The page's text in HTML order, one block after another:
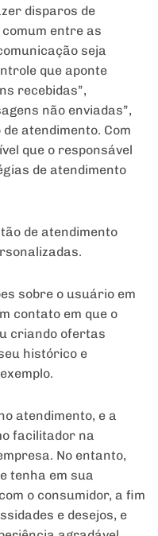
disparos de
entre as
seja
que aponte
recebidas”,
não enviadas”,
atendimento. Com
que o responsável
de atendimento
de atendimento
sobre o usuário em
contato em que o
criando ofertas
histórico e
atendimento, e a
facilitador na
No entanto,
tenha em sua
o consumidor, a fim
e desejos, e